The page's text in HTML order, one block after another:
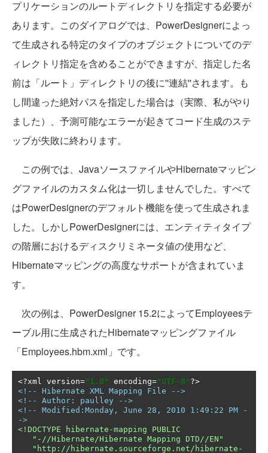
プリケーションのルートディレクトリを指定する必要が
あります。このダイアログでは、PowerDesignerによっ
て生成される特定のタイプのオブジェクトについてのデ
ィレクトリ指定を含めることができますが、指定した名
前は「ルート」ディレクトリの後に''連結''されます。も
し間違った絶対パスを指定した場合は（実際、私がやり
ました）、予測可能なエラーが起きてコード生成のステ
ップが失敗に終わります。
この例では、JavaソースファイルやHibernateマッピン
グファイルのカスタム化は一切しませんでした。すべて
はPowerDesignerのデフォルト機能を使って生成されま
した。しかしPowerDesignerには、エンティティタイプ
の階層におけるディスクリミネータ値の使用など、
Hibernateマッピングの高度なサポートが含まれていま
す。
次の例は、PowerDesigner 15.2によってEmployeesテ
ーブル用に生成されたHibernateマッピングファイル
「Employees.hbm.xml」です。
<?xml version="1.0" encoding="UTF-8" ?>
<!-- Hibernate XML Mapping File -->
<!-- Author: paulley -->
<!-- Modified:Monday, June 28, 2010 1:49:22 PM -
->
<!DOCTYPE hibernate-mapping PUBLIC